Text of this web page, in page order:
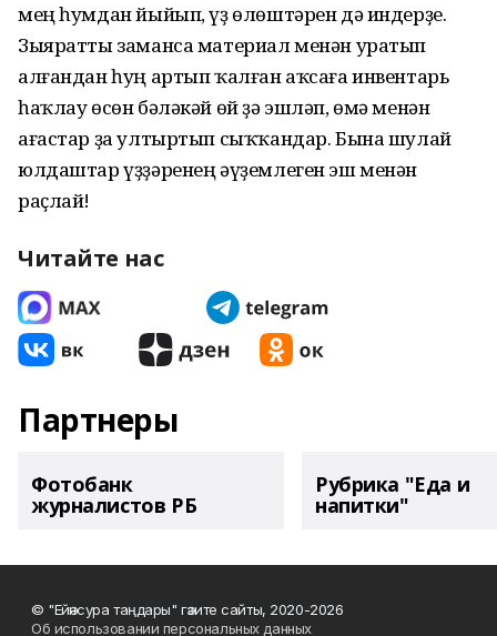
мең һумдан йыйып, үҙ өлөштәрен дә индерҙе.
Зыяратты заманса материал менән уратып
алғандан һуң артып ҡалған аҡсаға инвентарь
һаҡлау өсөн бәләкәй өй ҙә эшләп, өмә менән
ағастар ҙа ултыртып сыҡҡандар. Бына шулай
юлдаштар үҙҙәренең әүҙемлеген эш менән
раҫлай!
Читайте нас
Партнеры
Фотобанк
журналистов РБ
Рубрика "Еда и
напитки"
© "Ейәнсура таңдары" гәзите сайты, 2020-2026
Об использовании персональных данных